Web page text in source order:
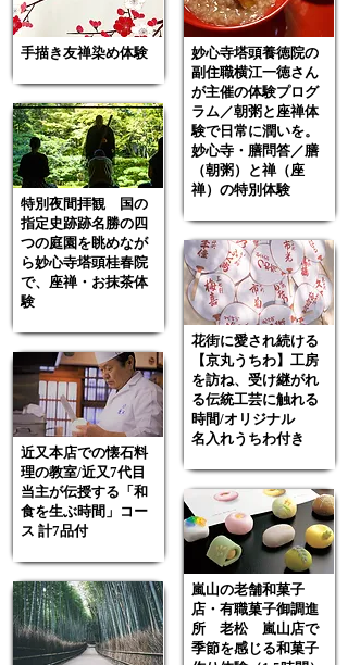
手描き友禅染め体験
特別夜間拝観 国の
指定史跡跡名勝の四
つの庭園を眺めなが
ら妙心寺塔頭桂春院
で、座禅・お抹茶体
験
近又本店での懐石料
理の教室/近又7代目
当主が伝授する「和
食を生ぶ時間」コー
ス 計7品付
妙⼼寺塔頭養徳院の
副住職横江⼀徳さん
が主催の体験プログ
ラム／朝粥と座禅体
験で⽇常に潤いを。
妙⼼寺・膳問答／膳
（朝粥）と禅（座
禅）の特別体験
花街に愛され続ける
【京丸うちわ】工房
を訪ね、受け継がれ
る伝統工芸に触れる
時間/オリジナル
名入れうちわ付き
嵐山の老舗和菓子
店・有職菓子御調進
所 老松 嵐山店で
季節を感じる和菓子